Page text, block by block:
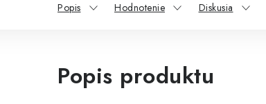
Popis Hodnotenie Diskusia
Popis produktu